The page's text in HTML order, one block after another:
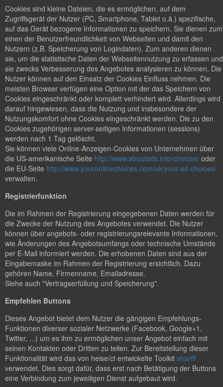
Cookies sind kleine Dateien, die es ermöglichen, auf dem
Zugriffsgerät der Nutzer (PC, Smartphone, Tablet o.ä.) spezifische,
auf das Gerät bezogene Informationen zu speichern. Sie dienen zum
einen der Benutzerfreundlichkeit von Webseiten und damit den
Nutzern (z.B. Speicherung von Logindaten). Zum anderen dienen
sie, um die statistische Daten der Webseitennutzung zu erfassen und
sie zwecks Verbesserung des Angebotes analysieren zu können. Die
Nutzer können auf den Einsatz der Cookies Einfluss nehmen. Die
meisten Browser verfügen eine Option mit der das Speichern von
Cookies eingeschränkt oder komplett verhindert wird. Allerdings wird
darauf hingewiesen, dass die Nutzung und insbesondere der
Nutzungskomfort ohne Cookies eingeschränkt werden. Die zu den
Cookies zugehörigen server-seitigen Informationen (sessions)
werden nach 1 Tag gelöscht.
Sie können viele Online-Anzeigen-Cookies von Unternehmen über
die US-amerikanische Seite http://www.aboutads.info/choices/ oder
die EU-Seite http://www.youronlinechoices.com/uk/your-ad-choices/
verwalten.
Registrierfunktion
Die im Rahmen der Registrierung eingegebenen Daten werden für
die Zwecke der Nutzung des Angebotes verwendet. Die Nutzer
können über angebots- oder registrierungsrelevante Informationen,
wie Änderungen des Angebotsumfangs oder technische Umstände
per E-Mail informiert werden. Die erhobenen Daten sind aus der
Eingabemaske im Rahmen der Registrierung ersichtlich. Dazu
gehören Name, Firmenname, Emailadresse.
Siehe auch "Vertragserfüllung und Speicherung".
Empfehlen Buttons
Dieses Angebot bietet dem Nutzer die gängigen Empfehlungs-
Funktionen diverser sozialer Netzwerke (Facebook, Google+1,
Twitter, ...) um es ihm zu ermöglichen unser Angebot einfach mit
seinen Kontakten oder Dritten zu teilen. Zur Bereitstellung dieser
Funktionalität wird das von heise/ct entwickelte Toolkit shariff
verwendet. Dies sorgt dafür, dass erst nach Betätigung der Buttons
eine Verbindung zum jeweiligen Dienst aufgebaut wird.